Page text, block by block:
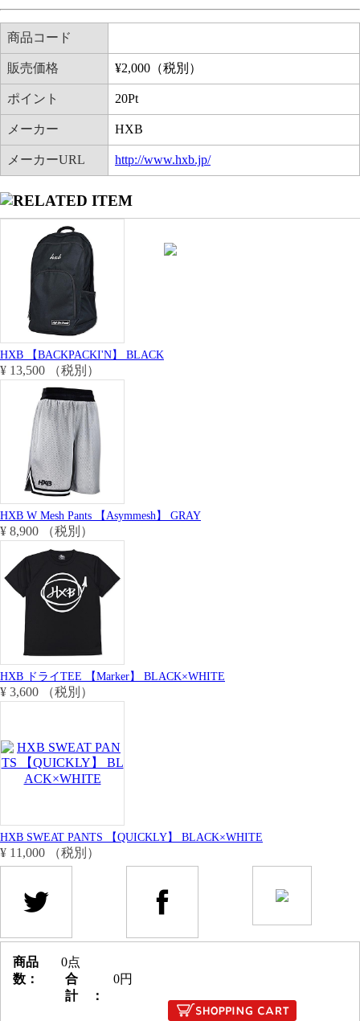
商品コード
販売価格 ¥2,000 （税別）
ポイント 20Pt
メーカー HXB
メーカーURL http://www.hxb.jp/
HXB 【BACKPACKI'N】 BLACK
¥ 13,500 （税別）
HXB W Mesh Pants 【Asymmesh】 GRAY
¥ 8,900 （税別）
HXB ドライTEE 【Marker】 BLACK×WHITE
¥ 3,600 （税別）
HXB SWEAT PANTS 【QUICKLY】 BLACK×WHITE
¥ 11,000 （税別）
商品
数：
0点
合
計 ：
0円